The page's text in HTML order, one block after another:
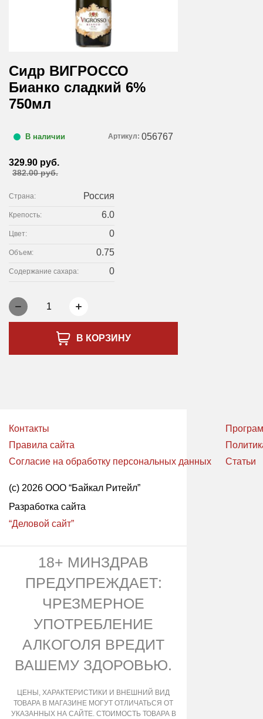
Сидр ВИГРОССО
Бианко сладкий 6%
750мл
В наличии Артикул: 056767
329.90 руб.
382.00 руб.
Страна: Россия
Крепость: 6.0
Цвет: 0
Объем: 0.75
Содержание сахара: 0
1
В КОРЗИНУ
Контакты
Правила сайта
Согласие на обработку персональных данных
Статьи
(с) 2026 ООО “Байкал Ритейл”
Разработка сайта
“Деловой сайт”
18+ МИНЗДРАВ
ПРЕДУПРЕЖДАЕТ:
ЧРЕЗМЕРНОЕ
УПОТРЕБЛЕНИЕ
АЛКОГОЛЯ ВРЕДИТ
ВАШЕМУ ЗДОРОВЬЮ.
ЦЕНЫ, ХАРАКТЕРИСТИКИ И ВНЕШНИЙ ВИД
ТОВАРА В МАГАЗИНЕ МОГУТ ОТЛИЧАТЬСЯ ОТ
УКАЗАННЫХ НА САЙТЕ. СТОИМОСТЬ ТОВАРА В